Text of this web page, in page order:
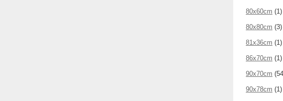
80x60cm (1)
80x80cm (3)
81x36cm (1)
86x70cm (1)
90x70cm
90x78cm (1)